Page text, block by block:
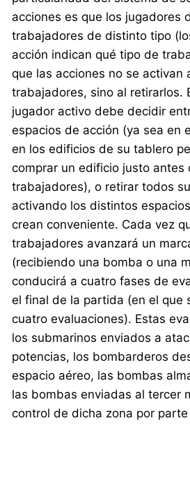
acciones es que los jugadores
trabajadores de distinto tipo
acción indican qué tipo de
que las acciones no se activan
trabajadores, sino al retirarlos.
jugador activo debe decidir
espacios de acción (ya sea en
en los edificios de su tablero
comprar un edificio justo antes
trabajadores), o retirar todos
activando los distintos
crean conveniente. Cada vez
trabajadores avanzará un
(recibiendo una bomba o una
conducirá a cuatro fases de
el final de la partida (en el que
cuatro evaluaciones). Estas
los submarinos enviados a
potencias, los bombarderos
espacio aéreo, las bombas
las bombas enviadas al tercer
control de dicha zona por